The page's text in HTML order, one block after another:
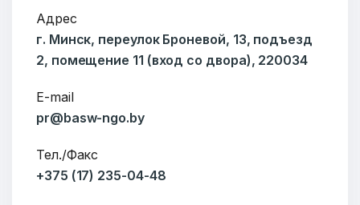
ОТПРАВИТЬ
Адрес
г. Минск, переулок Броневой, 13, подъезд
2, помещение 11 (вход со двора), 220034
E-mail
pr@basw-ngo.by
Тел./Факс
+375 (17) 235-04-48